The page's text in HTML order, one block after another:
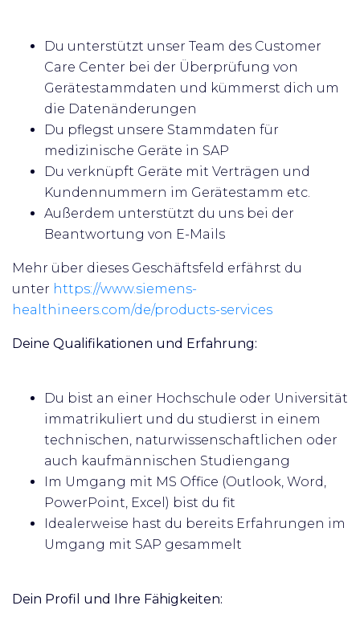
Du unterstützt unser Team des Customer
Care Center bei der Überprüfung von
Gerätestammdaten und kümmerst dich um
die Datenänderungen
Du pflegst unsere Stammdaten für
medizinische Geräte in SAP
Du verknüpft Geräte mit Verträgen und
Kundennummern im Gerätestamm etc.
Außerdem unterstützt du uns bei der
Beantwortung von E-Mails
Mehr über dieses Geschäftsfeld erfährst du
unter https://www.siemens-
healthineers.com/de/products-services
Deine Qualifikationen und Erfahrung:
Du bist an einer Hochschule oder Universität
immatrikuliert und du studierst in einem
technischen, naturwissenschaftlichen oder
auch kaufmännischen Studiengang
Im Umgang mit MS Office (Outlook, Word,
PowerPoint, Excel) bist du fit
Idealerweise hast du bereits Erfahrungen im
Umgang mit SAP gesammelt
Dein Profil und Ihre Fähigkeiten: